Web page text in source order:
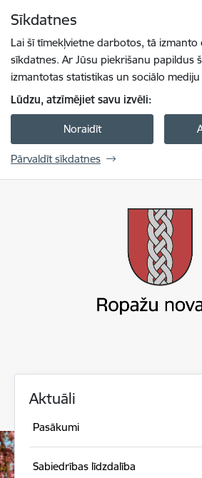
Sīkdatnes
Lai šī tīmekļvietne darbotos, tā izmanto
sīkdatnes. Ar Jūsu piekrišanu papildus
izmantotas statistikas un sociālo
Lūdzu, atzīmējiet savu izvēli:
Noraidīt
Pārvaldīt sīkdatnes
Aktuāli
Pasākumi
Sabiedrības līdzdalība